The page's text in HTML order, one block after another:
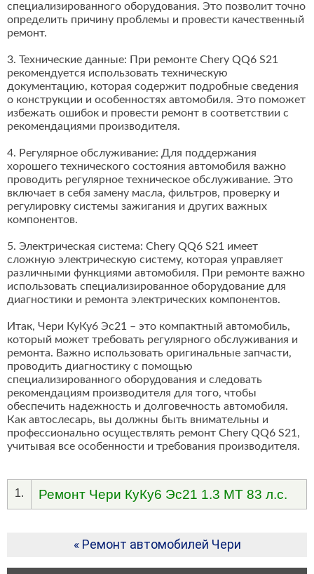
специализированного оборудования. Это позволит точно
определить причину проблемы и провести качественный
ремонт.
3. Технические данные: При ремонте Chery QQ6 S21
рекомендуется использовать техническую
документацию, которая содержит подробные сведения
о конструкции и особенностях автомобиля. Это поможет
избежать ошибок и провести ремонт в соответствии с
рекомендациями производителя.
4. Регулярное обслуживание: Для поддержания
хорошего технического состояния автомобиля важно
проводить регулярное техническое обслуживание. Это
включает в себя замену масла, фильтров, проверку и
регулировку системы зажигания и других важных
компонентов.
5. Электрическая система: Chery QQ6 S21 имеет
сложную электрическую систему, которая управляет
различными функциями автомобиля. При ремонте важно
использовать специализированное оборудование для
диагностики и ремонта электрических компонентов.
Итак, Чери КуКу6 Эс21 – это компактный автомобиль,
который может требовать регулярного обслуживания и
ремонта. Важно использовать оригинальные запчасти,
проводить диагностику с помощью
специализированного оборудования и следовать
рекомендациям производителя для того, чтобы
обеспечить надежность и долговечность автомобиля.
Как автослесарь, вы должны быть внимательны и
профессионально осуществлять ремонт Chery QQ6 S21,
учитывая все особенности и требования производителя.
1. Ремонт Чери КуКу6 Эс21 1.3 MT 83 л.с.
« Ремонт автомобилей Чери